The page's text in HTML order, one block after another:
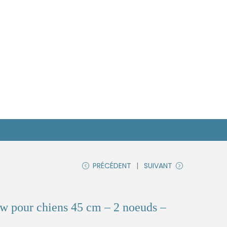
PRÉCÉDENT SUIVANT
pour chiens 45 cm – 2 noeuds –